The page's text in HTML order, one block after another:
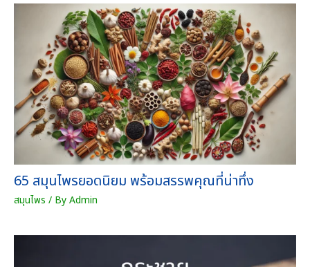
65 สมุนไพรยอดนิยม พร้อมสรรพคุณที่น่าทึ่ง
สมุนไพร / ByAdmin